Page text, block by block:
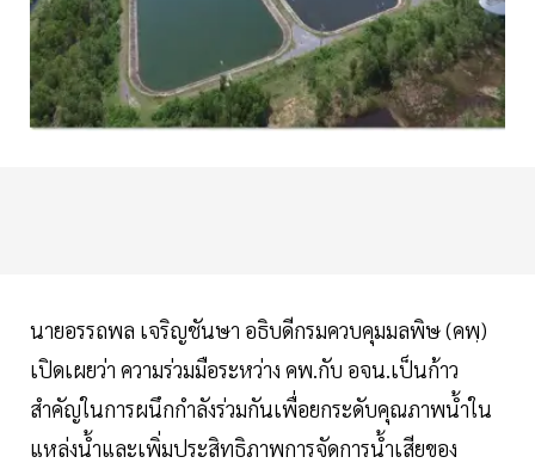
นายอรรถพล เจริญชันษา อธิบดีกรมควบคุมมลพิษ (คพฺ)
เปิดเผยว่า ความร่วมมือระหว่าง คพ.กับ อจน.เป็นก้าว
สำคัญในการผนึกกำลังร่วมกันเพื่อยกระดับคุณภาพน้ำใน
แหล่งน้ำและเพิ่มประสิทธิภาพการจัดการน้ำเสียของ